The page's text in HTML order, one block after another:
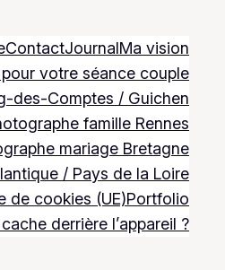
ContactJournalMa vision
votre séance couple
des-Comptes / Guichen
famille Rennes
mariage Bretagne
/ Pays de la Loire
de cookies (UE)Portfolio
derrière l’appareil ?